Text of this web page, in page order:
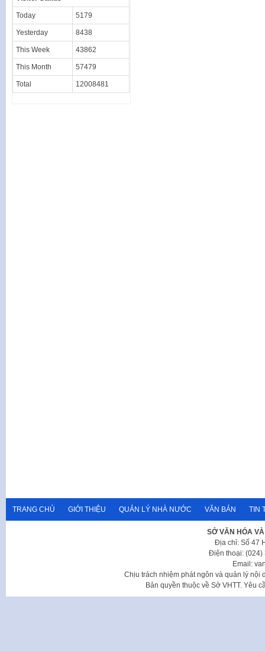
Today 5179
Yesterday 8438
This Week 43862
This Month 57479
Total 12008481
TRANG CHỦ GIỚI THIỆU QUẢN LÝ NHÀ NƯỚC VĂN BẢN TIN
SỞ VĂN HÓA
Địa chỉ: Số 47
Điện thoại: (024)
Email:
Chịu trách nhiệm phát ngôn và quản lý nội
Bản quyền thuộc về Sở VHTT. Yêu